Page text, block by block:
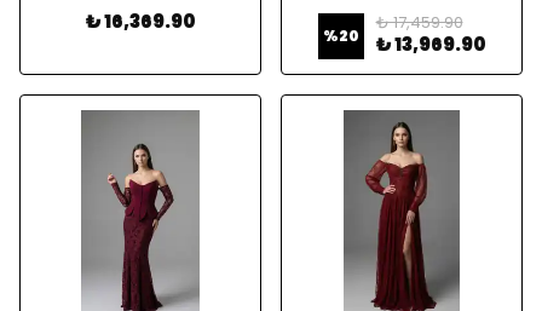
₺ 16,369.90
%20
₺ 17,459.90
₺ 13,969.90